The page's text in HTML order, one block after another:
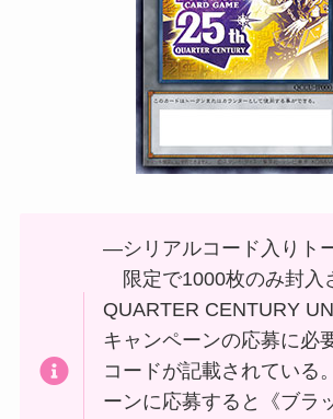
―シリアルコード入りト
限定で1000枚のみ封入
QUARTER CENTURY
キャンペーンの応募に必
コードが記載されてい
ーンに応募すると《ブラ